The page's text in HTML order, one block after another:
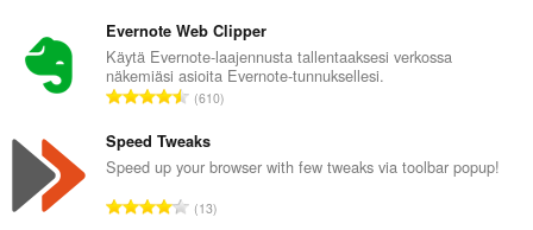
v
i
o
i
a
y
h
Evernote Web Clipper
Käytä Evernote-laajennusta tallentaaksesi verkossa
näkemiäsi asioita Evernote-tunnuksellesi.
A
v
i
i
610
Speed Tweaks
Speed up your browser with few tweaks via toolbar popup!
A13